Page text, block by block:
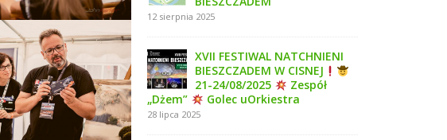
12 sierpnia 2025
XVII FESTIWAL NATCHNIENI
BIESZCZADEM W CISNEJ
21-24/08/2025
Zespół
„Dżem”
Golec uOrkiestra
28 lipca 2025